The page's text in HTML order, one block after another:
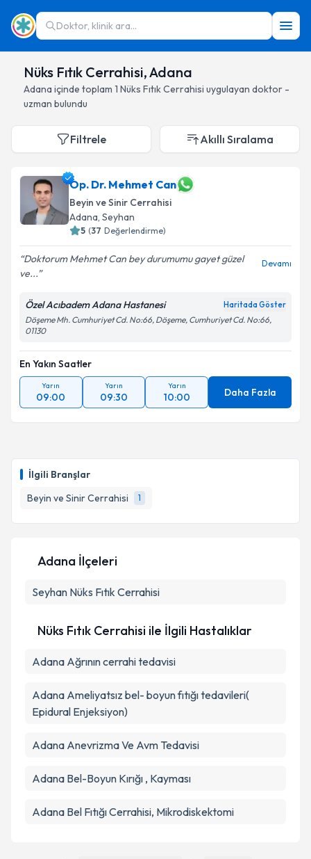
Doktor, klinik ara...
Nüks Fıtık Cerrahisi, Adana
Adana içinde toplam 1 Nüks Fıtık Cerrahisi uygulayan doktor -
uzman bulundu
İlgili Branşlar
Beyin ve Sinir Cerrahisi
1
Filtrele Akıllı Sıralama
Op. Dr. Mehmet Can
Beyin ve Sinir Cerrahisi
Adana, Seyhan
5 (37 Değerlendirme)
Doktorum Mehmet Can bey durumumu gayet güzel
ve...
Devamı
Özel Acıbadem Adana Hastanesi Haritada Göster
Döşeme Mh. Cumhuriyet Cd. No:66, Döşeme, Cumhuriyet Cd. No:66,
01130
En Yakın Saatler
Yarın
09:00
Yarın
09:30
Yarın
10:00 Daha Fazla
Adana İlçeleri
Seyhan Nüks Fıtık Cerrahisi
Nüks Fıtık Cerrahisi ile İlgili Hastalıklar
Adana Ağrının cerrahi tedavisi
Adana Ameliyatsız bel- boyun fıtığı tedavileri(
Epidural Enjeksiyon)
Adana Anevrizma Ve Avm Tedavisi
Adana Bel-Boyun Kırığı , Kayması
Adana Bel Fıtığı Cerrahisi, Mikrodiskektomi